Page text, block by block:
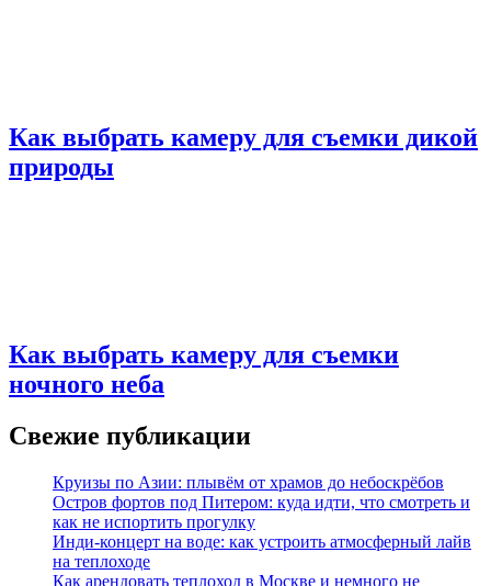
Как выбрать камеру для съемки дикой
природы
Как выбрать камеру для съемки
ночного неба
Свежие публикации
Круизы по Азии: плывём от храмов до небоскрёбов
Остров фортов под Питером: куда идти, что смотреть и
как не испортить прогулку
Инди-концерт на воде: как устроить атмосферный лайв
на теплоходе
Как арендовать теплоход в Москве и немного не